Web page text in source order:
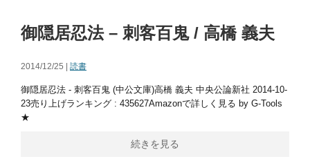
御隠居忍法 – 刺客百鬼 / 高橋 義夫
2014/12/25 | 読書
御隠居忍法 - 刺客百鬼 (中公文庫)高橋 義夫 中央公論新社 2014-10-
23売り上げランキング : 435627Amazonで詳しく見る by G-Tools
★
続きを見る